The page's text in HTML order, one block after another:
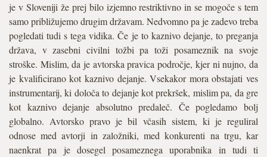
je v Sloveniji že prej bilo izjemno restriktivno in se mogoče s tem
samo približujemo drugim državam. Nedvomno pa je zadevo treba
pogledati tudi s tega vidika. Če je to kaznivo dejanje, to preganja
država, v zasebni civilni tožbi pa toži posameznik na svoje
stroške. Mislim, da je avtorska pravica področje, kjer ni nujno, da
je kvalificirano kot kaznivo dejanje. Vsekakor mora obstajati ves
instrumentarij, ki določa to dejanje kot prekršek, mislim pa, da gre
kot kaznivo dejanje absolutno predaleč. Če pogledamo bolj
globalno. Avtorsko pravo je bil včasih sistem, ki je reguliral
odnose med avtorji in založniki, med konkurenti na trgu, kar
naenkrat pa je dosegel posameznega uporabnika in tudi ti